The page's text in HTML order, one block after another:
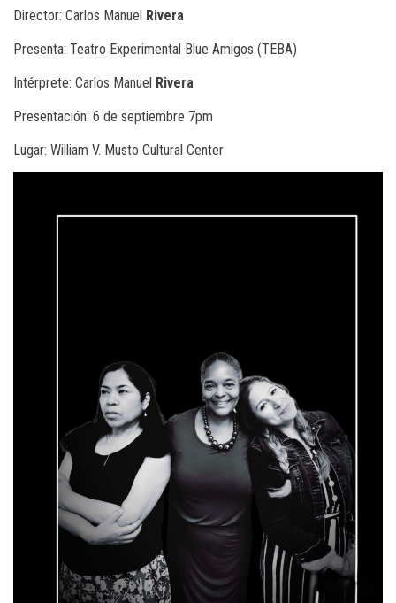
Director: Carlos Manuel Rivera
Presenta: Teatro Experimental Blue Amigos (TEBA)
Intérprete: Carlos Manuel Rivera
Presentación: 6 de septiembre 7pm
Lugar: William V. Musto Cultural Center